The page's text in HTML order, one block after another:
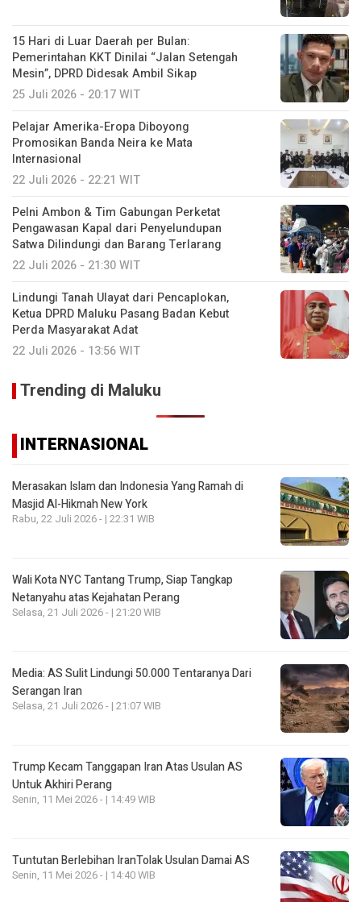
15 Hari di Luar Daerah per Bulan:
Pemerintahan KKT Dinilai “Jalan Setengah
Mesin”, DPRD Didesak Ambil Sikap
25 Juli 2026 - 20:17 WIT
Pelajar Amerika-Eropa Diboyong
Promosikan Banda Neira ke Mata
Internasional
22 Juli 2026 - 22:21 WIT
Pelni Ambon & Tim Gabungan Perketat
Pengawasan Kapal dari Penyelundupan
Satwa Dilindungi dan Barang Terlarang
22 Juli 2026 - 21:30 WIT
Lindungi Tanah Ulayat dari Pencaplokan,
Ketua DPRD Maluku Pasang Badan Kebut
Perda Masyarakat Adat
22 Juli 2026 - 13:56 WIT
Trending di Maluku
INTERNASIONAL
Merasakan Islam dan Indonesia Yang Ramah di
Masjid Al-Hikmah New York
Rabu, 22 Juli 2026 - | 22:31 WIB
Wali Kota NYC Tantang Trump, Siap Tangkap
Netanyahu atas Kejahatan Perang
Selasa, 21 Juli 2026 - | 21:20 WIB
Media: AS Sulit Lindungi 50.000 Tentaranya Dari
Serangan Iran
Selasa, 21 Juli 2026 - | 21:07 WIB
Trump Kecam Tanggapan Iran Atas Usulan AS
Untuk Akhiri Perang
Senin, 11 Mei 2026 - | 14:49 WIB
Tuntutan Berlebihan IranTolak Usulan Damai AS
Senin, 11 Mei 2026 - | 14:40 WIB